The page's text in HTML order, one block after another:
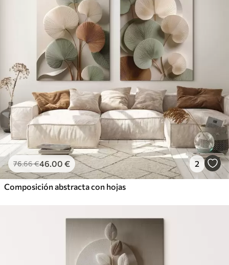
76.66€46.00 € 2
Composición abstracta con hojas